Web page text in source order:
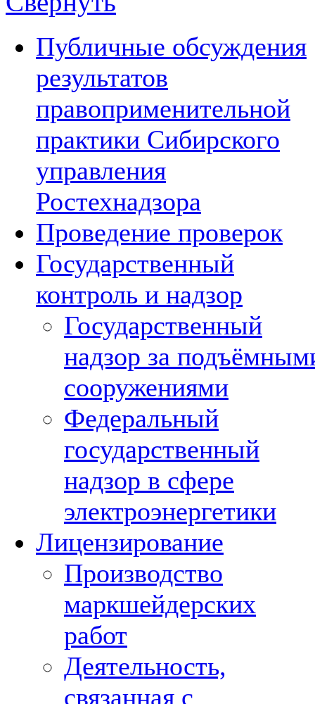
Публичные обсуждения
результатов
правоприменительной
практики Сибирского
управления
Ростехнадзора
Проведение проверок
Государственный
контроль и надзор
Государственный
надзор за
сооружениями
Федеральный
государственный
надзор в сфере
электроэнергетики
Лицензирование
Производство
маркшейдерских
работ
Деятельность,
связанная с